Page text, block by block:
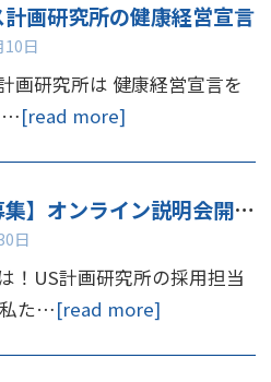
画研究所の健康経営宣言
10日
画研究所は 健康経営宣言を
…[read more]
【新卒募集】オンライン説明会開催のお知らせ📢
日
！US計画研究所の採用担当
た…[read more]